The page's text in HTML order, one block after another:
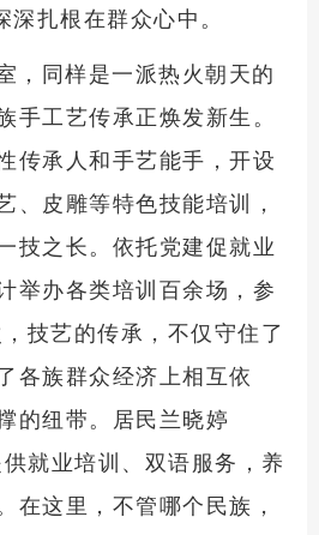
深扎根在群众心中。
，同样是一派热火朝天的
手工艺传承正焕发新生。
传承人和手艺能手，开设
、皮雕等特色技能培训，
技之长。依托党建促就业
举办各类培训百余场，参
技艺的传承，不仅守住了
各族群众经济上相互依
的纽带。居民兰晓婷
就业培训、双语服务，养
在这里，不管哪个民族，